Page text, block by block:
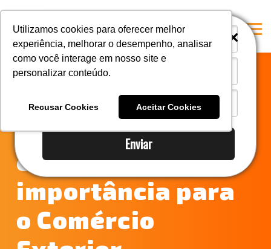
Enviar
Utilizamos cookies para oferecer melhor
experiência, melhorar o desempenho, analisar
como você interage em nosso site e
personalizar conteúdo.
Recusar Cookies Aceitar Cookies
i
i
A Mastersul
Responsabilidade social
Blog
E-books
Demurrage de
Container:
entenda a sua
importância para
o Comércio